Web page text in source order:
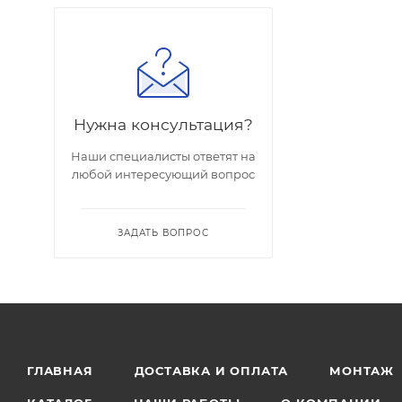
Нужна консультация?
Наши специалисты ответят на
любой интересующий вопрос
ЗАДАТЬ ВОПРОС
ГЛАВНАЯ ДОСТАВКА И ОПЛАТА МОНТАЖ